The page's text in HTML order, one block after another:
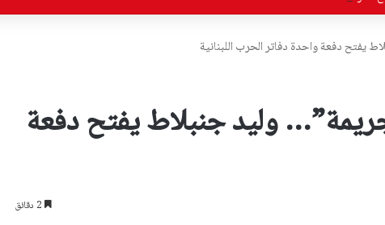
يفتح دفعة واحدة دفاتر الحرب اللبنانية
وليد جنبلاط يفتح دفعة